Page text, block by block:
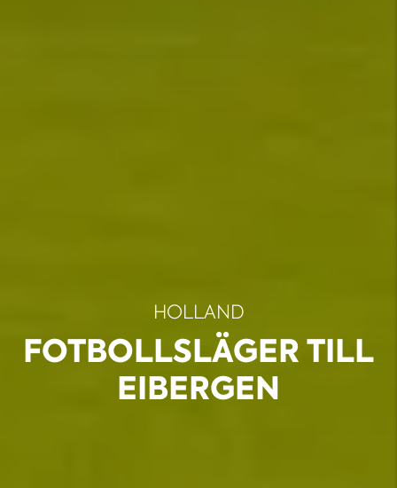
HOLLAND
FOTBOLLSLÄGER TILL
EIBERGEN